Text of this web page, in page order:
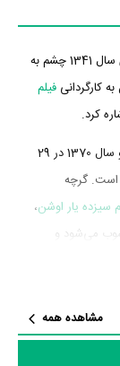
استیون سودربرگ کارگردان سینما و تلویزیون است. وی سال 1341 چشم به
کارگردانی فیلم
کرد.
استیون سودربرگ کار حرفه‌ای خود را از سینما آغاز کرد و سال 1370 در 29
است. گرچه
سیزده یار اوشن،
می‌شود و
را در عرصه سینما و
مهم استیون
مشاهده همه